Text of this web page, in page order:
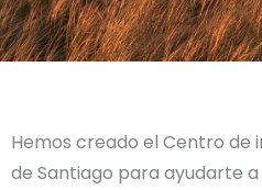
Hemos creado el Centro de
de Santiago para ayudarte